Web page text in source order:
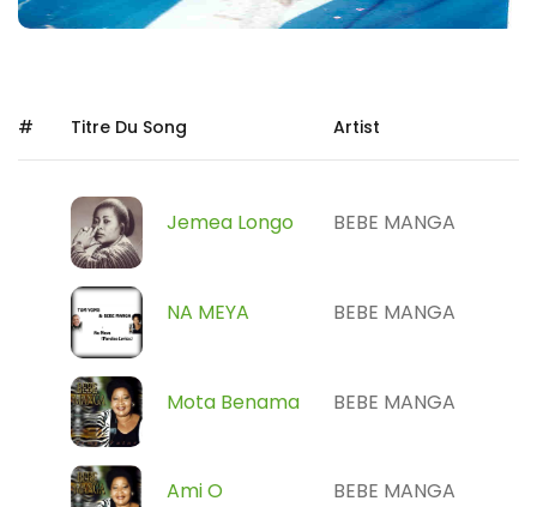
# Titre Du Song Artist
Jemea Longo BEBE MANGA
NA MEYA BEBE MANGA
Mota Benama BEBE MANGA
Ami O BEBE MANGA